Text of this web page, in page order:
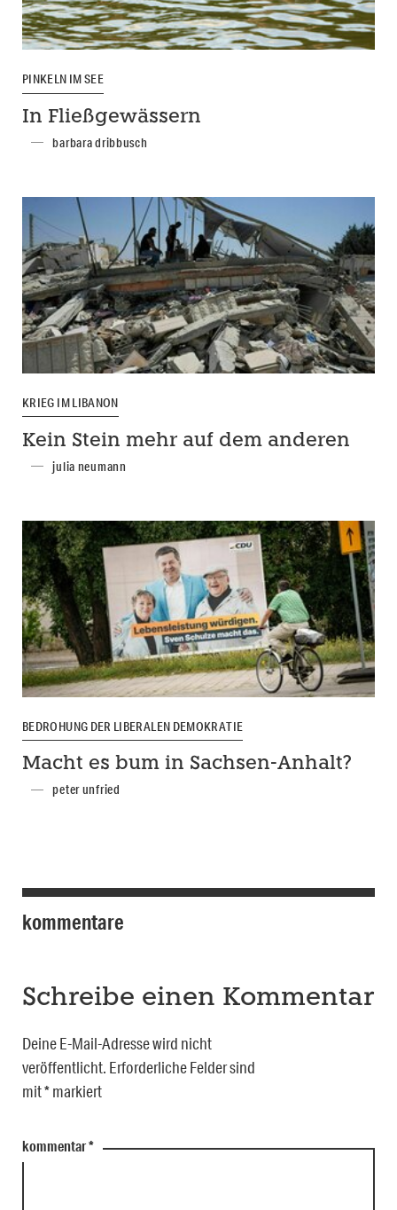
PINKELN IM SEE
In Fließgewässern
barbara dribbusch
KRIEG IM LIBANON
Kein Stein mehr auf dem anderen
julia neumann
BEDROHUNG DER LIBERALEN DEMOKRATIE
Macht es bum in Sachsen-Anhalt?
peter unfried
kommentare
Schreibe einen Kommentar
Deine E-Mail-Adresse wird nicht
veröffentlicht. Erforderliche Felder sind
mit*markiert
kommentar*